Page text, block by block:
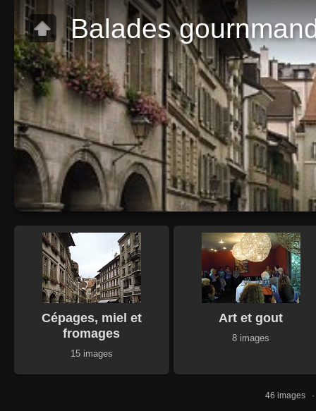
Balades
Cépages, miel et
fromages
15 images
Art et gout
8 images
46 images